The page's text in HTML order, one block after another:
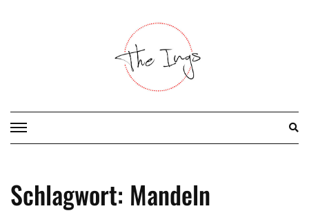
Schlagwort: Mandeln